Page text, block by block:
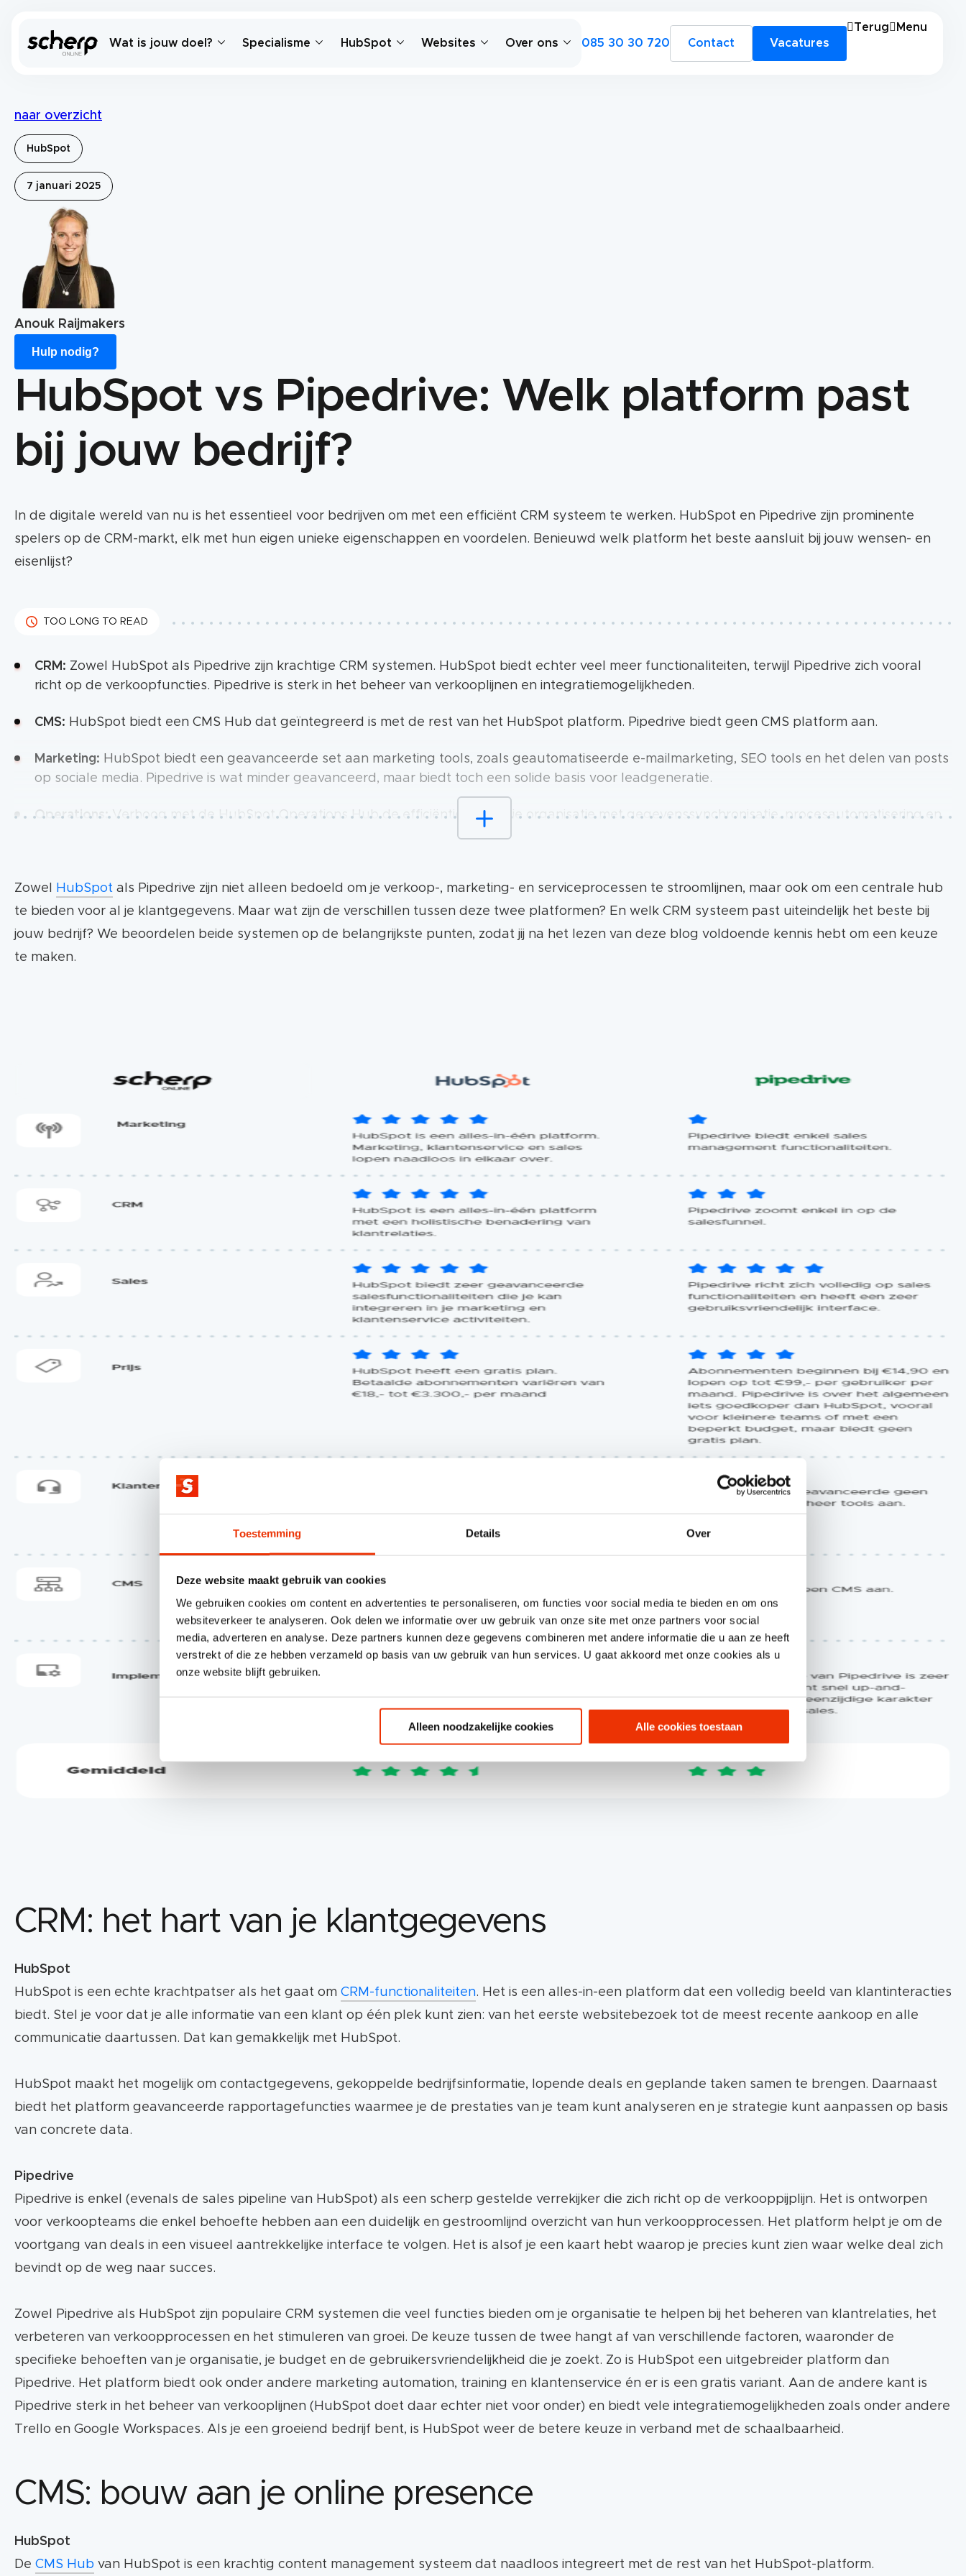
Toestemming Details Over
Deze website maakt gebruik van cookies
We gebruiken cookies om content en advertenties te personaliseren, om functies voor social media te bieden en om ons
websiteverkeer te analyseren. Ook delen we informatie over uw gebruik van onze site met onze partners voor social
media, adverteren en analyse. Deze partners kunnen deze gegevens combineren met andere informatie die u aan ze heeft
verstrekt of die ze hebben verzameld op basis van uw gebruik van hun services. U gaat akkoord met onze cookies als u
onze website blijft gebruiken.
Alleen noodzakelijke cookies Alle cookies toestaan
Wat is jouw doel? Specialisme HubSpot Websites Over ons 085 30 30 720 Contact Vacatures
Terug Menu
naar overzicht
HubSpot
7 januari 2025
Anouk Raijmakers
Hulp nodig?
HubSpot vs Pipedrive: Welk platform past
bij jouw bedrijf?
In de digitale wereld van nu is het essentieel voor bedrijven om met een efficiënt CRM systeem te werken. HubSpot en Pipedrive zijn prominente
spelers op de CRM-markt, elk met hun eigen unieke eigenschappen en voordelen. Benieuwd welk platform het beste aansluit bij jouw wensen- en
eisenlijst?
TOO LONG TO READ
CRM: Zowel HubSpot als Pipedrive zijn krachtige CRM systemen. HubSpot biedt echter veel meer functionaliteiten, terwijl Pipedrive zich vooral
richt op de verkoopfuncties. Pipedrive is sterk in het beheer van verkooplijnen en integratiemogelijkheden.
CMS: HubSpot biedt een CMS Hub dat geïntegreerd is met de rest van het HubSpot platform. Pipedrive biedt geen CMS platform aan.
Marketing: HubSpot biedt een geavanceerde set aan marketing tools, zoals geautomatiseerde e-mailmarketing, SEO tools en het delen van posts
op sociale media. Pipedrive is wat minder geavanceerd, maar biedt toch een solide basis voor leadgeneratie.
Operations:Verhoog met de HubSpot Operations Hub de efficiëntie binnen je organisatie met gegevenssynchronisatie, procesautomatisering en
een schone klantendatabase. Pipedrive biedt hier geen oplossing voor.
kennisbank en live chat functie. Pas ook automatisering toe voor nog meer gemak. Pipedrive richt zich primair op sales en biedt geen uitgebreide
klantenservice ondersteuning.
Zowel HubSpot als Pipedrive zijn niet alleen bedoeld om je verkoop-, marketing- en serviceprocessen te stroomlijnen, maar ook om een centrale hub
te bieden voor al je klantgegevens. Maar wat zijn de verschillen tussen deze twee platformen? En welk CRM systeem past uiteindelijk het beste bij
jouw bedrijf? We beoordelen beide systemen op de belangrijkste punten, zodat jij na het lezen van deze blog voldoende kennis hebt om een keuze
te maken.
CRM: het hart van je klantgegevens
HubSpot
HubSpot is een echte krachtpatser als het gaat om CRM-functionaliteiten. Het is een alles-in-een platform dat een volledig beeld van klantinteracties
biedt. Stel je voor dat je alle informatie van een klant op één plek kunt zien: van het eerste websitebezoek tot de meest recente aankoop en alle
communicatie daartussen. Dat kan gemakkelijk met HubSpot.
HubSpot maakt het mogelijk om contactgegevens, gekoppelde bedrijfsinformatie, lopende deals en geplande taken samen te brengen. Daarnaast
biedt het platform geavanceerde rapportagefuncties waarmee je de prestaties van je team kunt analyseren en je strategie kunt aanpassen op basis
van concrete data.
Pipedrive
Pipedrive is enkel (evenals de sales pipeline van HubSpot) als een scherp gestelde verrekijker die zich richt op de verkooppijplijn. Het is ontworpen
voor verkoopteams die enkel behoefte hebben aan een duidelijk en gestroomlijnd overzicht van hun verkoopprocessen. Het platform helpt je om de
voortgang van deals in een visueel aantrekkelijke interface te volgen. Het is alsof je een kaart hebt waarop je precies kunt zien waar welke deal zich
bevindt op de weg naar succes.
Zowel Pipedrive als HubSpot zijn populaire CRM systemen die veel functies bieden om je organisatie te helpen bij het beheren van klantrelaties, het
verbeteren van verkoopprocessen en het stimuleren van groei. De keuze tussen de twee hangt af van verschillende factoren, waaronder de
specifieke behoeften van je organisatie, je budget en de gebruikersvriendelijkheid die je zoekt. Zo is HubSpot een uitgebreider platform dan
Pipedrive. Het platform biedt ook onder andere marketing automation, training en klantenservice én er is een gratis variant. Aan de andere kant is
Pipedrive sterk in het beheer van verkooplijnen (HubSpot doet daar echter niet voor onder) en biedt vele integratiemogelijkheden zoals onder andere
Trello en Google Workspaces. Als je een groeiend bedrijf bent, is HubSpot weer de betere keuze in verband met de schaalbaarheid.
CMS: bouw aan je online presence
HubSpot
De CMS Hub van HubSpot is een krachtig content management systeem dat naadloos integreert met de rest van het HubSpot-platform.